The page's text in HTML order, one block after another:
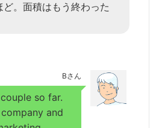
ど。面積はもう終わった
Bさん
so far.
and